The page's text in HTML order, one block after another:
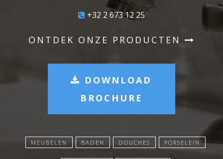
+32 2 673 12 25
ONTDEK ONZE PRODUCTEN
DOWNLOAD
BROCHURE
MEUBELEN BADEN DOUCHES PORSELEIN